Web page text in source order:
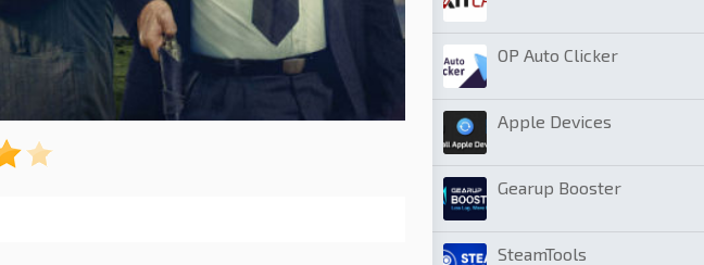
OP Auto Clicker
Apple Devices
Gearup Booster
SteamTools